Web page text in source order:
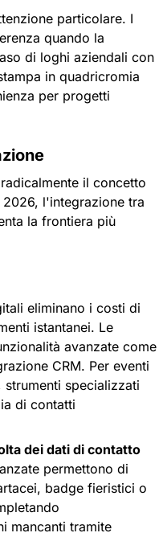
particolare. I
quando la
di loghi aziendali con
in quadricromia
per progetti
il concetto
l'integrazione tra
la frontiera più
eliminano i costi di
istantanei. Le
avanzate come
CRM. Per eventi
specializzati
di contatti
dei dati di contatto
permettono di
badge fieristici o
mancanti tramite